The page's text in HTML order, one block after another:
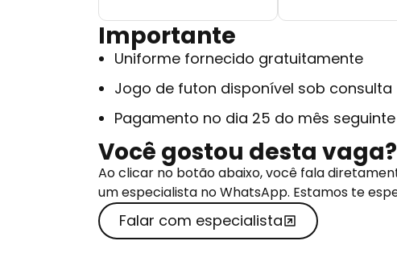
Importante
Uniforme fornecido gratuitamente
Jogo de futon disponível sob consulta
Pagamento no dia 25 do mês seguinte
Você gostou desta vaga?
Ao clicar no botão abaixo, você fala
um especialista no WhatsApp. Estamos te
Falar com especialista